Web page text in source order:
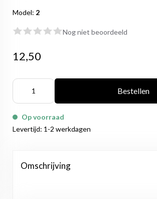
Model: 2
Nog niet beoordeeld
12,50
Bestellen
Op voorraad
Levertijd: 1-2 werkdagen
Omschrijving